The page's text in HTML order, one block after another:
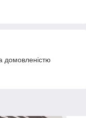
домовленістю